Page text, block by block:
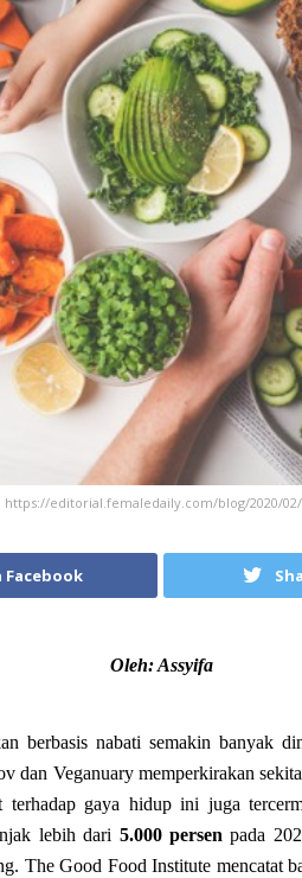
https://editorial.femaledaily.com/blog/2020/
Facebook
Oleh: Assyifa
berbasis nabati semakin banyak
dan Veganuary memperkirakan
terhadap gaya hidup ini juga
lebih dari 5.000 persenpada
The Good Food Institute mencatat